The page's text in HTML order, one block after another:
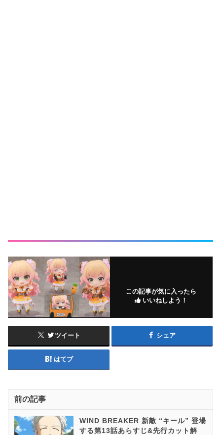
この記事が気に入ったら
いいねしよう！
ツイート シェア
はてブ
前の記事
WIND BREAKER 新敵 “キール” 登場
する第13話あらすじ&先行カット解